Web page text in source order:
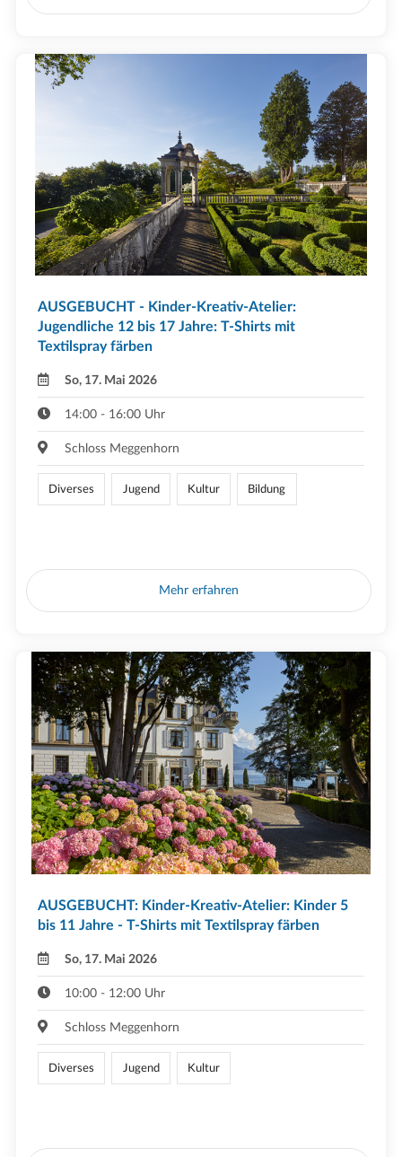
AUSGEBUCHT - Kinder-Kreativ-Atelier:
Jugendliche 12 bis 17 Jahre: T-Shirts mit
Textilspray färben
So, 17. Mai 2026
14:00 - 16:00 Uhr
Schloss Meggenhorn
Diverses Jugend Kultur Bildung
Mehr erfahren
AUSGEBUCHT: Kinder-Kreativ-Atelier: Kinder 5
bis 11 Jahre - T-Shirts mit Textilspray färben
So, 17. Mai 2026
10:00 - 12:00 Uhr
Schloss Meggenhorn
Diverses Jugend Kultur